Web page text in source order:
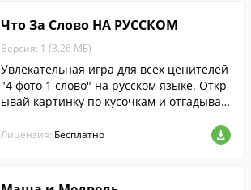
Что За Слово НА РУССКОМ
Версия: 1 (3.26 МБ)
Увлекательная игра для всех ценителей
"4 фото 1 слово" на русском языке. Откр
ывай картинку по кусочкам и отгадывай
Лицензия: Бесплатно